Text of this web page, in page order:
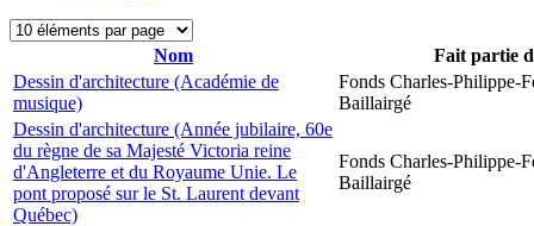
Nom
Fait partie
Dessin d'architecture (Académie de
musique)
Fonds Charles-Philippe-
Baillairgé
Dessin d'architecture (Année jubilaire, 60e
du règne de sa Majesté Victoria reine
d'Angleterre et du Royaume Unie. Le
pont proposé sur le St. Laurent devant
Québec)
Fonds Charles-Philippe-
Baillairgé